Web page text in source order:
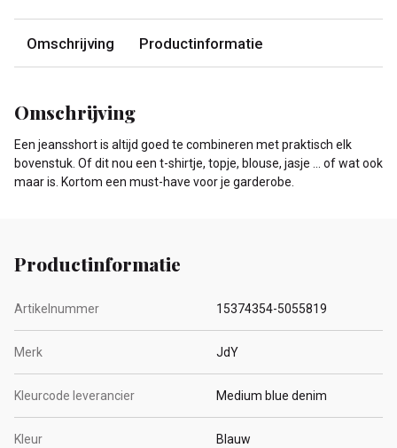
Omschrijving Productinformatie
Omschrijving
Een jeansshort is altijd goed te combineren met praktisch elk
bovenstuk. Of dit nou een t-shirtje, topje, blouse, jasje ... of wat ook
maar is. Kortom een must-have voor je garderobe.
Productinformatie
Artikelnummer 15374354-5055819
Merk JdY
Kleurcode leverancier Medium blue denim
Kleur Blauw